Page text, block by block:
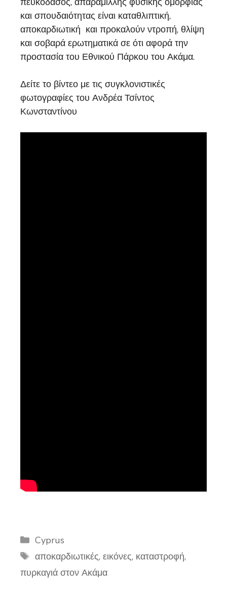
και σπουδαιότητας είναι καταθλιπτική,
αποκαρδιωτική και προκαλούν ντροπή, θλίψη
και σοβαρά ερωτηματικά σε ότι αφορά την
προστασία του Εθνικού Πάρκου του Ακάμα.
Δείτε το βίντεο με τις συγκλονιστικές
φωτογραφίες του Ανδρέα Τσίντος
Κωνσταντίνου
Categories
Cyprus
Tags
αποκαρδιωτικές, εικόνες, καταστροφή,
πυρκαγιά στον Ακάμα